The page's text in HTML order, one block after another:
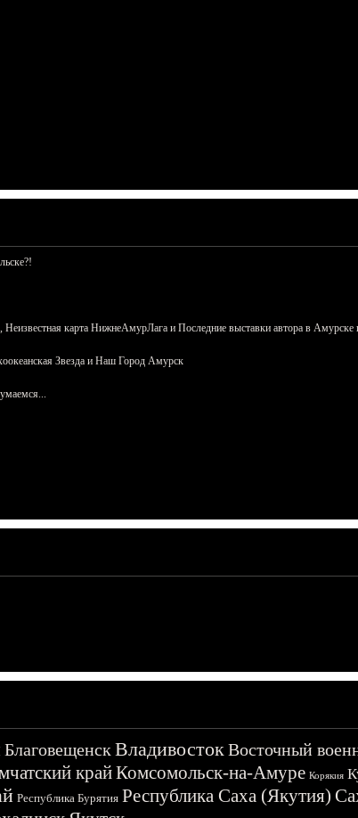
карта НижнеАмурЛага и Последние выставки автора в Амурске
Звезда и Наш Город Амурск
БлаговещенскВладивостокВосточный
крайКомсомольск-на-Амуре Корякия
Республика Бурятия Республика Саха (Якутия)